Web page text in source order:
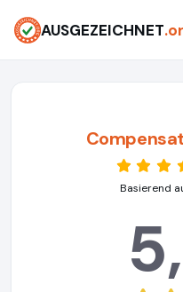
AUSGEZEICHNET
Basierend